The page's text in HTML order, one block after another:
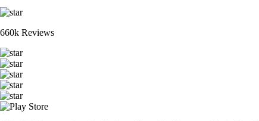
660k Reviews